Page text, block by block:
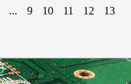
... 9 10 11 12 13